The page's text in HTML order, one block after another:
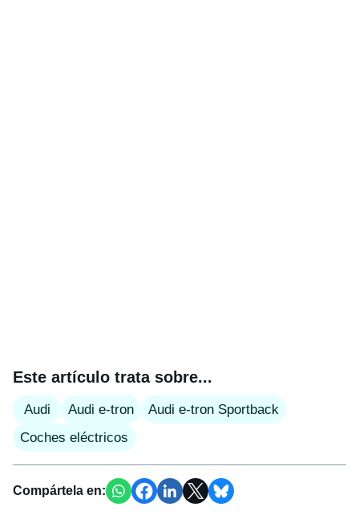
Este artículo trata sobre...
Audi Audi e-tron
Audi e-tron Sportback
Coches eléctricos
Compártela en: